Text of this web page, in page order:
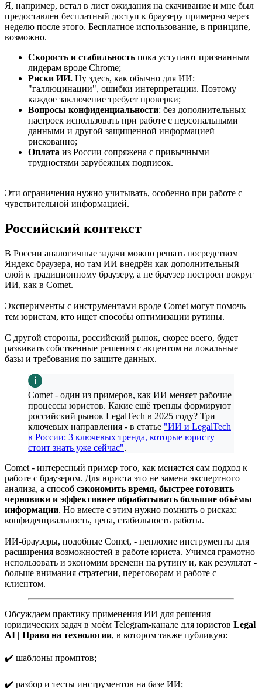
Я, например, встал в лист ожидания на скачивание и мне был
предоставлен бесплатный доступ к браузеру примерно через
неделю после этого. Бесплатное использование, в принципе,
возможно.
Скорость и стабильность пока уступают признанным
лидерам вроде Chrome;
Риски ИИ. Ну здесь, как обычно для ИИ:
"галлюцинации", ошибки интерпретации. Поэтому
каждое заключение требует проверки;
Вопросы конфиденциальности: без дополнительных
настроек использовать при работе с персональными
данными и другой защищенной информацией
рискованно;
Оплата из России сопряжена с привычными
трудностями зарубежных подписок.
Эти ограничения нужно учитывать, особенно при работе с
чувствительной информацией.
Российский контекст
В России аналогичные задачи можно решать посредством
Яндекс браузера, но там ИИ внедрён как дополнительный
слой к традиционному браузеру, а не браузер построен вокруг
ИИ, как в Comet.
Эксперименты с инструментами вроде Comet могут помочь
тем юристам, кто ищет способы оптимизации рутины.
С другой стороны, российский рынок, скорее всего, будет
развивать собственные решения с акцентом на локальные
базы и требования по защите данных.
Comet - один из примеров, как ИИ меняет рабочие
процессы юристов. Какие ещё тренды формируют
российский рынок LegalTech в 2025 году? Три
ключевых направления - в статье "ИИ и LegalTech
в России: 3 ключевых тренда, которые юристу
стоит знать уже сейчас".
Comet - интересный пример того, как меняется сам подход к
работе с браузером. Для юриста это не замена экспертного
анализа, а способ сэкономить время, быстрее готовить
черновики и эффективнее обрабатывать большие объёмы
информации. Но вместе с этим нужно помнить о рисках:
конфиденциальность, цена, стабильность работы.
ИИ-браузеры, подобные Comet, - неплохие инструменты для
расширения возможностей в работе юриста. Учимся грамотно
использовать и экономим времени на рутину и, как результат -
больше внимания стратегии, переговорам и работе с
клиентом.
Обсуждаем практику применения ИИ для решения
юридических задач в моём Telegram-канале для юристов Legal
AI | Право на технологии, в котором также публикую:
✔️ шаблоны промптов;
✔️ разбор и тесты инструментов на базе ИИ;